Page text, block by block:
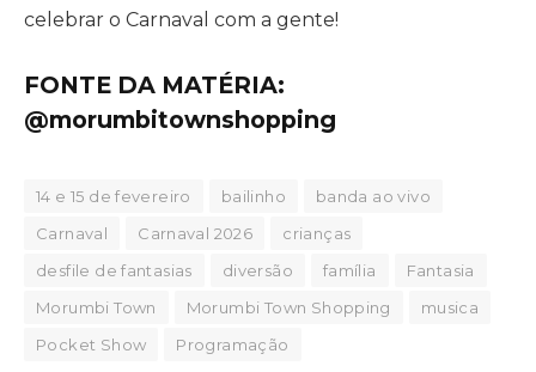
celebrar o Carnaval com a gente!
FONTE DA MATÉRIA:
@morumbitownshopping
14 e 15 de fevereiro bailinho
banda ao vivo
Carnaval
Carnaval 2026
crianças
desfile de fantasias
diversão família
Fantasia
Morumbi Town
Morumbi Town Shopping
musica
Pocket Show
Programação